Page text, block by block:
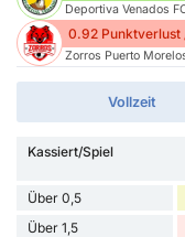
Deportiva Venados
0.92 Punktverlust
Zorros Puerto
Vollzeit
Kassiert/Spiel
Über 0,5
Über 1,5